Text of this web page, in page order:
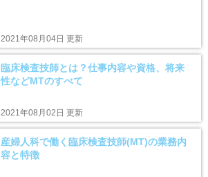
2021年08月04日 更新
臨床検査技師とは？仕事内容や資格、将来
性などMTのすべて
2021年08月02日 更新
産婦人科で働く臨床検査技師(MT)の業務内
容と特徴